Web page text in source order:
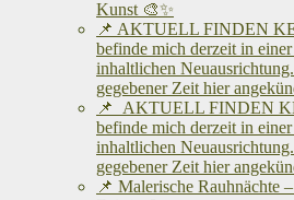
Kunst 🎨✨
📌 AKTUELL FINDEN
befinde mich derzeit in
inhaltlichen
gegebener Zeit hier
📌 AKTUELL FINDEN
befinde mich derzeit in
inhaltlichen
gegebener Zeit hier
📌 Malerische Rauhnächte